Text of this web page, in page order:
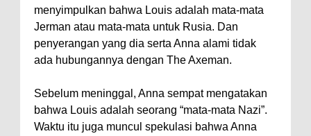
menyimpulkan bahwa Louis adalah mata-mata
Jerman atau mata-mata untuk Rusia. Dan
penyerangan yang dia serta Anna alami tidak
ada hubungannya dengan The Axeman.
Sebelum meninggal, Anna sempat mengatakan
bahwa Louis adalah seorang “mata-mata Nazi”.
Waktu itu juga muncul spekulasi bahwa Anna